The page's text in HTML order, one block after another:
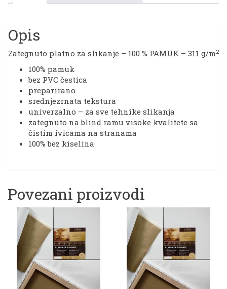
Opis
Zategnuto platno za slikanje – 100 % PAMUK – 311 g/m2
100% pamuk
bez PVC čestica
preparirano
srednjezrnata tekstura
univerzalno – za sve tehnike slikanja
zategnuto na blind ramu visoke kvalitete sa
čistim ivicama na stranama
100% bez kiselina
Povezani proizvodi